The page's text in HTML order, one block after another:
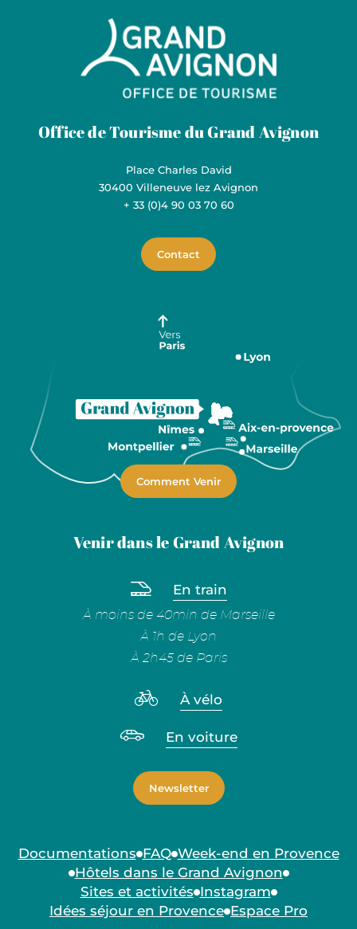
Grand Avignon Tourisme
Office de Tourisme du Grand Avignon
Place Charles David
30400 Villeneuve lez Avignon
+ 33 (0)4 90 03 70 60
Contact
Comment Venir
Venir dans le Grand Avignon
En train
À moins de 40min de Marseille
À 1h de Lyon
À 2h45 de Paris
À vélo
En voiture
Newsletter
Documentations FAQ Week-end en Provence
Hôtels dans le Grand Avignon
Sites et activités Instagram
Idées séjour en Provence Espace Pro